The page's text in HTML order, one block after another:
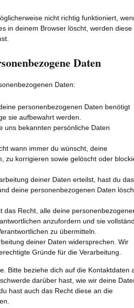
nicht richtig funktioniert,
in deinem Browser löscht, werden diese
Daten
Daten:
personenbezogenen Daten benötigt
sie aufbewahrt werden.
uns bekannten persönliche Daten
wann immer du wünscht, deine
zu korrigieren sowie gelöscht oder
deiner Daten erteilst, hast du das
deine personenbezogenen Daten
das Recht, alle deine
anzufordern und sie
zu übermitteln.
deiner Daten widersprechen. Wir
Gründe für die Verarbeitung.
Bitte beziehe dich auf die Kontaktdaten
darüber hast, wie wir deine
hast auch das Recht diese an die